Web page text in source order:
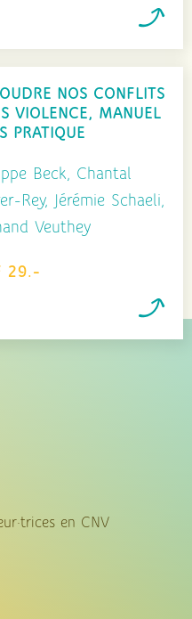
NOS CONFLITS
VIOLENCE, MANUEL
PRATIQUE
Beck, Chantal
Rey, Jérémie Schaeli,
Veuthey
29.-
en CNV